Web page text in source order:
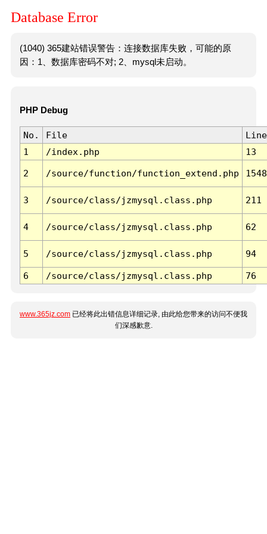
Database Error
(1040) 365建站错误警告：连接数据库失败，可能的原
因：1、数据库密码不对; 2、mysql未启动。
PHP Debug
No. File
Line
1
/index.php 13
2 /source/function/function_extend.php 1548
3 /source/class/jzmysql.class.php 211
4 /source/class/jzmysql.class.php 62
5 /source/class/jzmysql.class.php 94
6 /source/class/jzmysql.class.php 76
www.365jz.com 已经将此出错信息详细记录, 由此给您带来的访问不便我
们深感歉意.